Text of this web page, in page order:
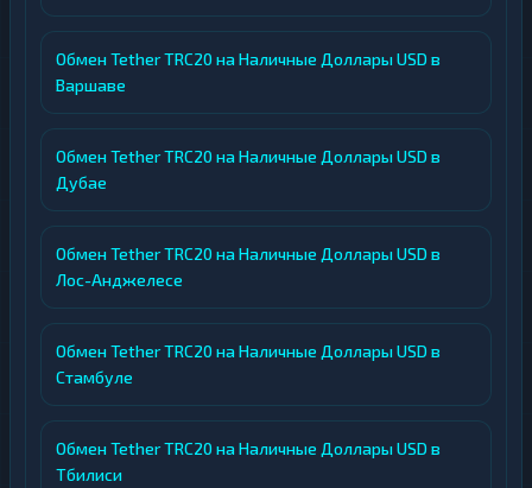
Обмен Tether TRC20 на Наличные Доллары USD в
Варшаве
Обмен Tether TRC20 на Наличные Доллары USD в
Дубае
Обмен Tether TRC20 на Наличные Доллары USD в
Лос-Анджелесе
Обмен Tether TRC20 на Наличные Доллары USD в
Стамбуле
Обмен Tether TRC20 на Наличные Доллары USD в
Тбилиси